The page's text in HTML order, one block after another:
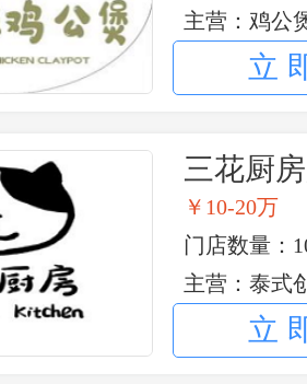
主营：鸡公
立
三花厨
￥10-20万
门店数量：
主营：泰式
立